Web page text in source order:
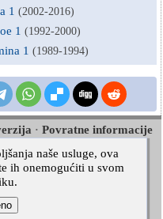
1 (2002-2016)
1 (1992-2000)
1 (1989-1994)
· Povratne informacije
2012-2018·
Lacetti
·Trailblazer 1
naše usluge, ova
ih onemogućiti u svom